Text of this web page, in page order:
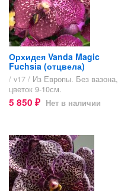
Орхидея Vanda Magic
Fuchsia (отцвела)
/ v17 / Из Европы. Без вазона,
цветок 9-10см.
5 850 ₽ Нет в наличии